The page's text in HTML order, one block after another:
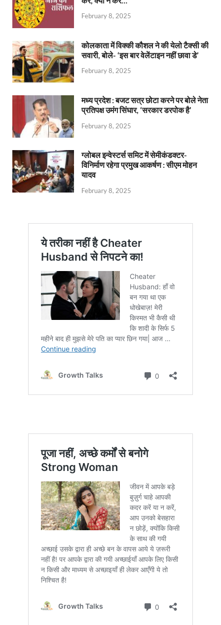
February 8, 2025
कोलकाता में विक्की कौशल ने की येलो टैक्सी की
सवारी, बोले- ‘इस बार वेलेंटाइन नहीं छावा डे’
February 8, 2025
मध्य प्रदेश : बजट सत्र छोटा करने पर बोले नेता
प्रतिपक्ष उमंग सिंघार, ‘सरकार डरपोक है’
February 8, 2025
ग्लोबल इन्वेस्टर्स समिट में सेमीकंडक्टर-
विनिर्माण रहेगा प्रमुख आकर्षण : सीएम मोहन
यादव
February 8, 2025